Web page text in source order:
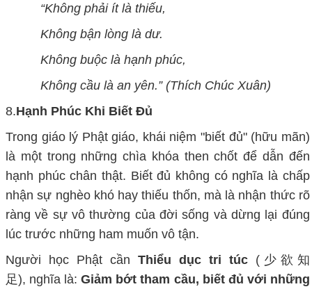
“Không phải ít là thiếu,
Không bận lòng là dư.
Không buộc là hạnh phúc,
Không cầu là an yên.” (Thích Chúc Xuân)
8.Hạnh Phúc Khi Biết Đủ
Trong giáo lý Phật giáo, khái niệm "biết đủ" (hữu mãn)
là một trong những chìa khóa then chốt để dẫn đến
hạnh phúc chân thật. Biết đủ không có nghĩa là chấp
nhận sự nghèo khó hay thiếu thốn, mà là nhận thức rõ
ràng về sự vô thường của đời sống và dừng lại đúng
lúc trước những ham muốn vô tận.
Người học Phật cần Thiểu dục tri túc(少欲知
足), nghĩa là:Giảm bớt tham cầu, biết đủ với những